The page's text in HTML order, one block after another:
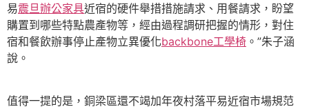
易震旦辦公家具近宿的硬件舉措措施請求、用餐請求，盼望
購置到哪些特點農產物等，經由過程調研把握的情形，對住
宿和餐飲辦事停止產物立異優化backbone工學椅 。”朱子涵
說。
值得一提的是，銅梁區還不竭加年夜村落平易近宿市場規范